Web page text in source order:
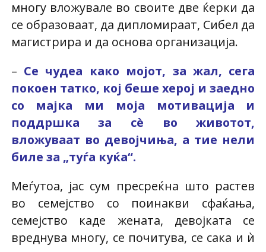
многу вложувале во своите две ќерки да
се образоваат, да дипломираат, Сибел да
магистрира и да основа организација.
– Се чудеа како мојот, за жал, сега
покоен татко, кој беше херој и заедно
со мајка ми моја мотивација и
поддршка за сè во животот,
вложуваат во девојчиња, а тие нели
биле за „туѓа куќа“.
Меѓутоа, јас сум пресреќна што растев
во семејство со поинакви сфаќања,
семејство каде жената, девојката се
вреднува многу, се почитува, се сака и ѝ